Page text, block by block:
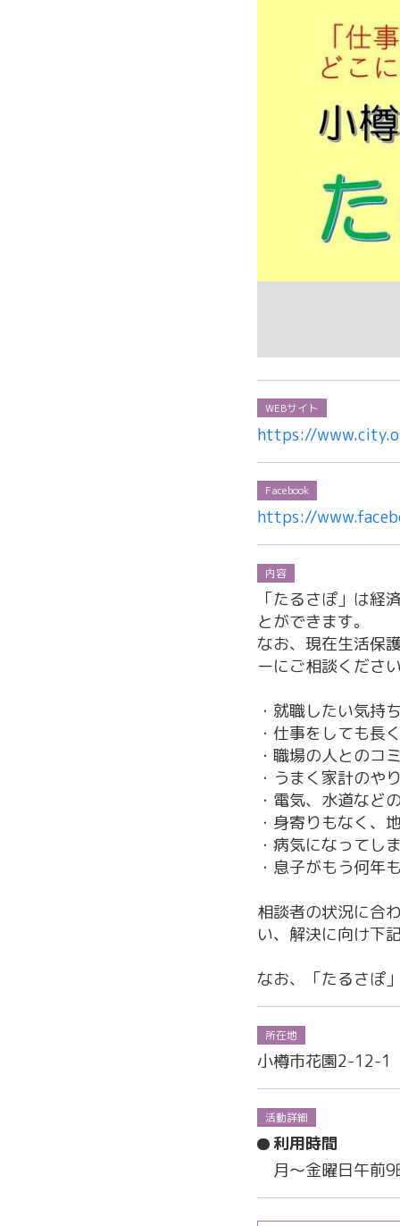
WEBサイト
https://
Facebook
https://
内容
「たるさぽ」は経
とができます。
なお、現在生活保
ーにご相談くださ
・就職したい気持
・仕事をしても長
・職場の人とのコ
・うまく家計のや
・電気、水道など
・身寄りもなく、
・病気になってし
・息子がもう何年
相談者の状況に合
い、解決に向け下
なお、「たるさぽ
所在地
小樽市花園2-12-1
活動詳細
利用時間
月〜金曜日午前